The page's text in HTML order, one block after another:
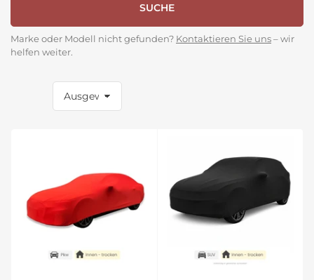
SUCHE
Marke oder Modell nicht gefunden? Kontaktieren Sie uns – wir
helfen weiter.
S
e
n
c
h